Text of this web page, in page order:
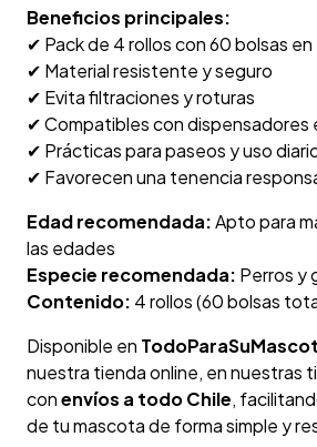
Beneficios principales:
✔ Pack de 4 rollos con 60 bolsas
✔ Material resistente y seguro
✔ Evita filtraciones y roturas
✔ Compatibles con dispensadores
✔ Prácticas para paseos y uso
✔ Favorecen una tenencia
Edad recomendada:Apto para
las edades
Especie recomendada: Perros y
Contenido: 4 rollos (60 bolsas
Disponible en
nuestra tienda online, en nuestras
conenvíos a todo Chile,
de tu mascota de forma simple y